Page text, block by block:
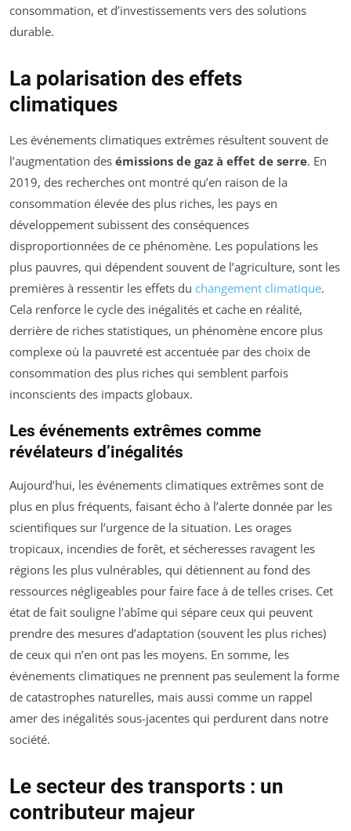
consommation, et d’investissements vers des solutions
durable.
La polarisation des effets
climatiques
Les événements climatiques extrêmes résultent souvent de
l’augmentation des émissions de gaz à effet de serre. En
2019, des recherches ont montré qu’en raison de la
consommation élevée des plus riches, les pays en
développement subissent des conséquences
disproportionnées de ce phénomène. Les populations les
plus pauvres, qui dépendent souvent de l’agriculture, sont les
premières à ressentir les effets du changement climatique.
Cela renforce le cycle des inégalités et cache en réalité,
derrière de riches statistiques, un phénomène encore plus
complexe où la pauvreté est accentuée par des choix de
consommation des plus riches qui semblent parfois
inconscients des impacts globaux.
Les événements extrêmes comme
révélateurs d’inégalités
Aujourd’hui, les événements climatiques extrêmes sont de
plus en plus fréquents, faisant écho à l’alerte donnée par les
scientifiques sur l’urgence de la situation. Les orages
tropicaux, incendies de forêt, et sécheresses ravagent les
régions les plus vulnérables, qui détiennent au fond des
ressources négligeables pour faire face à de telles crises. Cet
état de fait souligne l’abîme qui sépare ceux qui peuvent
prendre des mesures d’adaptation (souvent les plus riches)
de ceux qui n’en ont pas les moyens. En somme, les
événements climatiques ne prennent pas seulement la forme
de catastrophes naturelles, mais aussi comme un rappel
amer des inégalités sous-jacentes qui perdurent dans notre
société.
Le secteur des transports : un
contributeur majeur